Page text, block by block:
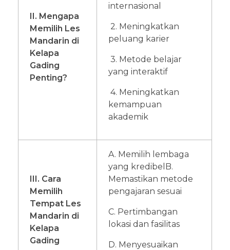
II. Mengapa
Memilih Les
Mandarin di
Kelapa
Gading
Penting?
internasional
2. Meningkatkan
peluang karier
3. Metode belajar
yang interaktif
4. Meningkatkan
kemampuan
akademik
III. Cara
Memilih
Tempat Les
Mandarin di
Kelapa
Gading
A. Memilih lembaga
yang kredibel B.
Memastikan metode
pengajaran sesuai
C. Pertimbangan
lokasi dan fasilitas
D. Menyesuaikan